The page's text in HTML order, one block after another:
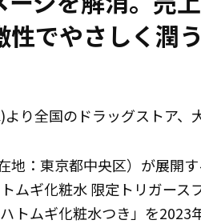
性でやさしく潤
り全国のドラッグストア、
地：東京都中央区）が展開
ムギ化粧水 限定トリガー
トムギ化粧水つき」を2023